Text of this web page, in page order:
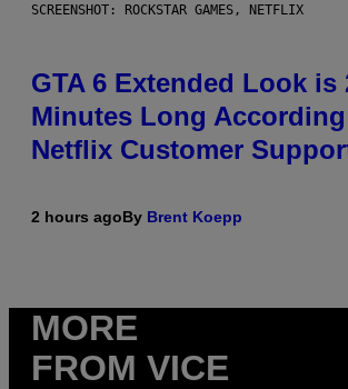
SCREENSHOT: ROCKSTAR GAMES, NETFLIX
GTA 6 Extended Look is
Minutes Long
Netflix Customer
2 hours agoBy Brent Koepp
MORE
FROM VICE